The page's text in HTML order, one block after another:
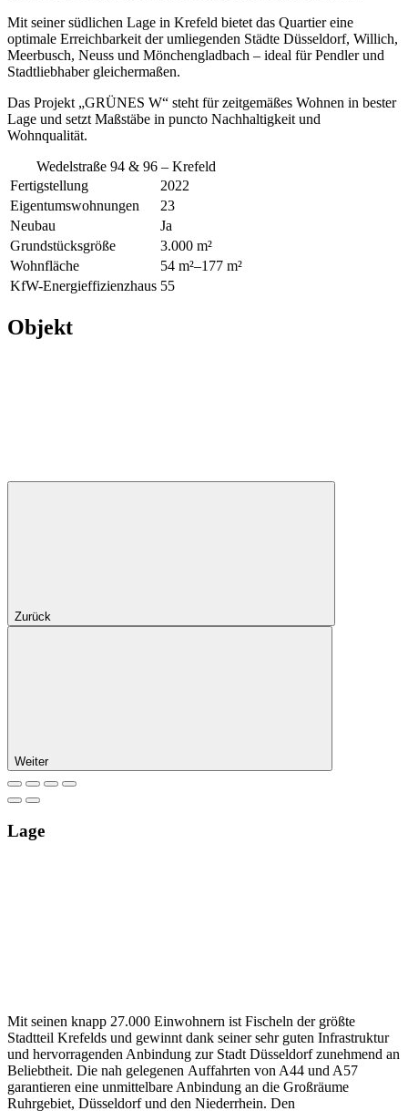
Mit seiner südlichen Lage in Krefeld bietet das Quartier eine
optimale Erreichbarkeit der umliegenden Städte Düsseldorf, Willich,
Meerbusch, Neuss und Mönchengladbach – ideal für Pendler und
Stadtliebhaber gleichermaßen.
Das Projekt „GRÜNES W“ steht für zeitgemäßes Wohnen in bester
Lage und setzt Maßstäbe in puncto Nachhaltigkeit und
Wohnqualität.
Wedelstraße 94 & 96 – Krefeld
Fertigstellung
2022
Eigentumswohnungen
23
Neubau
Ja
Grundstücksgröße
3.000 m²
Wohnfläche
54 m²–177 m²
KfW-Energieffizienzhaus 55
Objekt
Zurück
Weiter
Lage
Mit seinen knapp 27.000 Einwohnern ist Fischeln der größte
Stadtteil Krefelds und gewinnt dank seiner sehr guten Infrastruktur
und hervorragenden Anbindung zur Stadt Düsseldorf zunehmend an
Beliebtheit. Die nah gelegenen Auffahrten von A44 und A57
garantieren eine unmittelbare Anbindung an die Großräume
Ruhrgebiet, Düsseldorf und den Niederrhein. Den